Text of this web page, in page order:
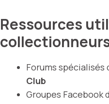
Ressources
Forums spécialisés
Club
Groupes Facebook